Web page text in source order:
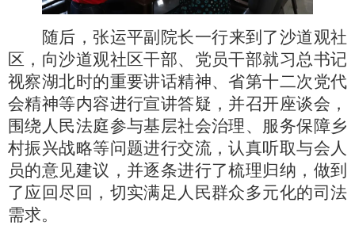
随后，张运平副院长一行来到了沙道观社
区，向沙道观社区干部、党员干部就习总书记
视察湖北时的重要讲话精神、省第十二次党代
会精神等内容进行宣讲答疑，并召开座谈会，
围绕人民法庭参与基层社会治理、服务保障乡
村振兴战略等问题进行交流，认真听取与会人
员的意见建议，并逐条进行了梳理归纳，做到
了应回尽回，切实满足人民群众多元化的司法
需求。